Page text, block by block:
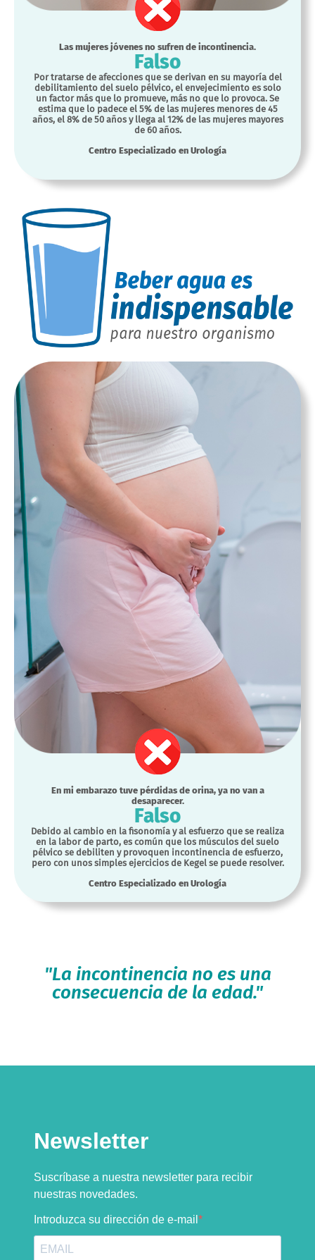
Las mujeres jóvenes no sufren de incontinencia.
Falso
Por tratarse de afecciones que se derivan en su mayoría del
debilitamiento del suelo pélvico, el envejecimiento es solo
un factor más que lo promueve, más no que lo provoca. Se
estima que lo padece el 5% de las mujeres menores de 45
años, el 8% de 50 años y llega al 12% de las mujeres mayores
de 60 años.
Centro Especializado en Urología
En mi embarazo tuve pérdidas de orina, ya no van a
desaparecer.
Falso
Debido al cambio en la fisonomía y al esfuerzo que se realiza
en la labor de parto, es común que los músculos del suelo
pélvico se debiliten y provoquen incontinencia de esfuerzo,
pero con unos simples ejercicios de Kegel se puede resolver.
Centro Especializado en Urología
"La incontinencia no es una
consecuencia de la edad."
Newsletter
Suscríbase a nuestra newsletter para recibir
nuestras novedades.
Introduzca su dirección de e-mail